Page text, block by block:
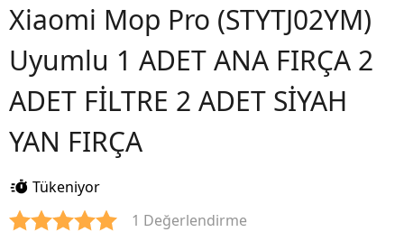
Xiaomi Mop Pro (STYTJ02YM)
Uyumlu 1 ADET ANA FIRÇA 2
ADET FİLTRE 2 ADET SİYAH
YAN FIRÇA
Tükeniyor
1 Değerlendirme